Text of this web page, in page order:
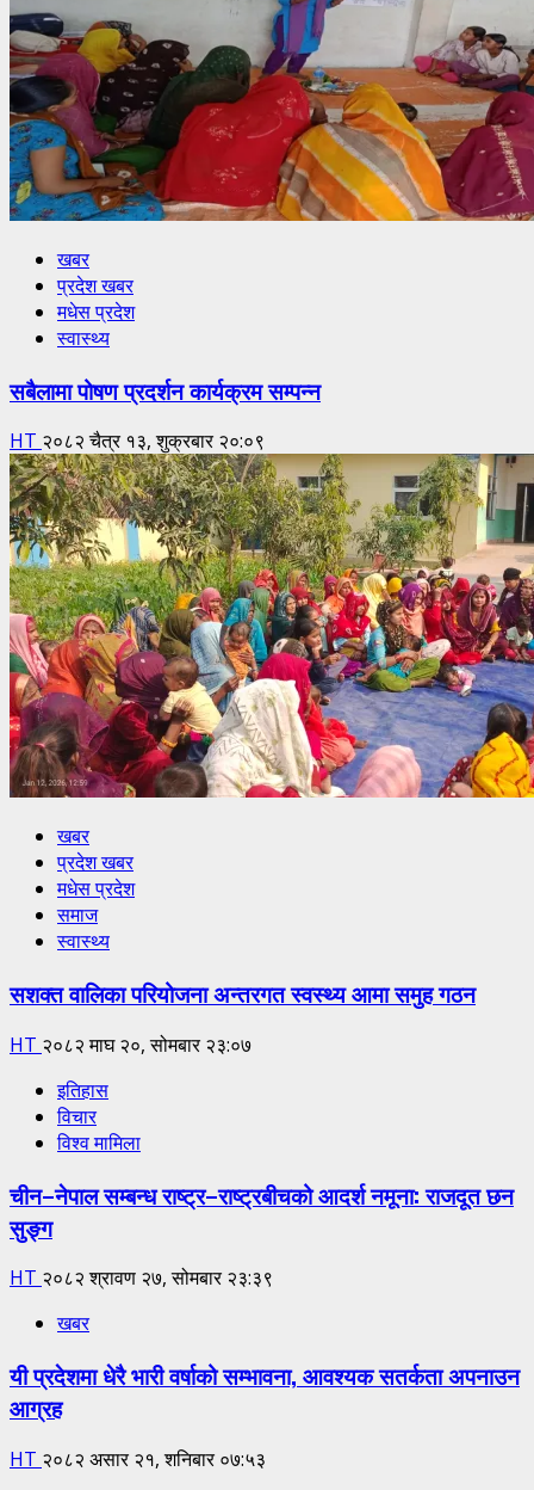
खबर
प्रदेश खबर
मधेस प्रदेश
स्वास्थ्य
सबैलामा पोषण प्रदर्शन कार्यक्रम सम्पन्न
HT २०८२ चैत्र १३, शुक्रबार २०:०९
खबर
प्रदेश खबर
मधेस प्रदेश
समाज
स्वास्थ्य
सशक्त वालिका परियोजना अन्तरगत स्वस्थ्य आमा समुह गठन
HT २०८२ माघ २०, सोमबार २३:०७
इतिहास
विचार
विश्व मामिला
चीन–नेपाल सम्बन्ध राष्ट्र–राष्ट्रबीचको आदर्श नमूना: राजदूत छन
सुङ्ग
HT २०८२ श्रावण २७, सोमबार २३:३९
खबर
यी प्रदेशमा धेरै भारी वर्षाको सम्भावना, आवश्यक सतर्कता अपनाउन
आग्रह
HT २०८२ असार २१, शनिबार ०७:५३